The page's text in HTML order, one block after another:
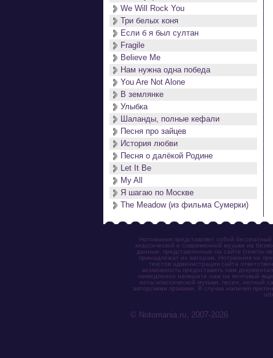
We Will Rock You
Три белых коня
Если б я был султан
Fragile
Believe Me
Нам нужна одна победа
You Are Not Alone
В землянке
Улыбка
Шаланды, полные кефали
Песня про зайцев
История любви
Песня о далёкой Родине
Let It Be
My All
Я шагаю по Москве
The Meadow (из фильма Сумерки)
Нотомания представляет собой
классической и современной музыки на
данные, представленные на сайте (тексты
принадлежат их авторам. Нотомания не
текстов администрация сайта
возможность предоставить нам
немедленно напишите нам на почтовый
ноты классической музыки, песен, нотный
авторскими правами. В случае наличия
© Notomania.ru, 2007-2026